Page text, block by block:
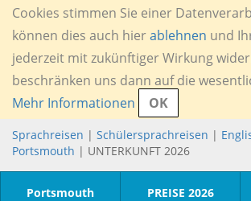
Cookies stimmen Sie einer
können dies auch hierablehnen und
jederzeit mit zukünftiger Wirkung
beschränken uns dann auf die
Mehr Informationen
OK
Sprachreisen | Schülersprachreisen |
Portsmouth | UNTERKUNFT 2026
Portsmouth PREISE 2026